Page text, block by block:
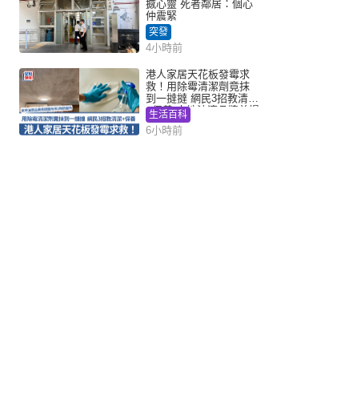
撼心靈 死者鄰居：個心
仲震緊
突發
4小時前
港人家居天花板發霉求
救！用除霉清潔劑竟抹
到一撻撻 網民3招教清潔
+保養 本地油漆品牌曾提
醒勿用1物防變色
生活百科
6小時前